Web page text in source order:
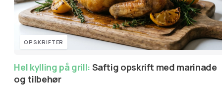
OPSKRIFTER
Hel kylling på grill:
og tilbehør